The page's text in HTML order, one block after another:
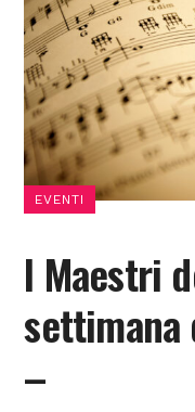
EVENTI
I Maestri
settimana
–